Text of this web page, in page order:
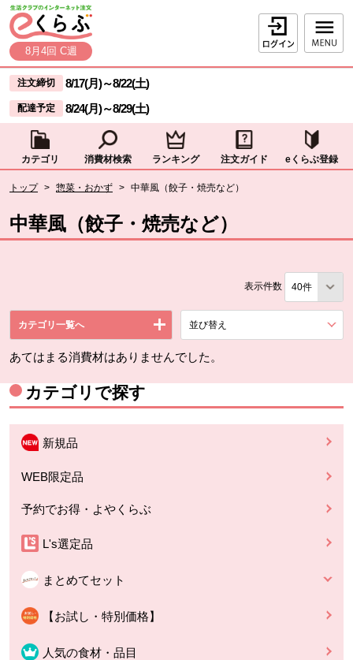
ページの先頭です。
本文へジャンプする。
8月4回 C週
ログイン
ここからサイト内共通メニューです。
サイト内共通メニューをスキップする
注文締切 8/17(月)～8/22(土)
配達予定 8/24(月)～8/29(土)
カテゴリ 消費材検索 ランキング 注文ガイド eくらぶ登録
トップ > 惣菜・おかず > 中華風（餃子・焼売など）
中華風（餃子・焼売など）
表示件数
カテゴリ一覧へ 並び替え
あてはまる消費材はありませんでした。
カテゴリで探す
新規品
WEB限定品
予約でお得・よやくらぶ
L's選定品
まとめてセット
【お試し・特別価格】
人気の食材・品目